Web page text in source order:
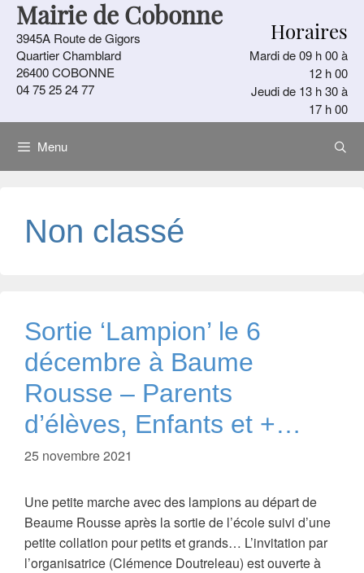
Aller
contenu
Mairie de Cobonne
3945A Route de Gigors
Quartier Chamblard
26400 COBONNE
04 75 25 24 77
Horaires
Mardi de 09 h 00 à
12 h 00
Jeudi de 13 h 30 à
17 h 00
Menu
Non classé
Sortie ‘Lampion’ le 6
décembre à Baume
Rousse – Parents
d’élèves, Enfants et +…
25 novembre 2021
Une petite marche avec des lampions au départ de
Beaume Rousse après la sortie de l’école suivi d’une
petite collation pour petits et grands… L’invitation par
l’organisatrice (Clémence Doutreleau) est ouverte à